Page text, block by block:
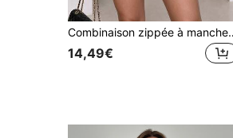
Combinaison zippée à
14,49€